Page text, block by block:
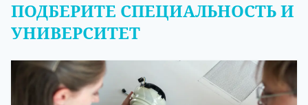
ПОДБЕРИТЕ СПЕЦИАЛЬНОСТЬ И
УНИВЕРСИТЕТ